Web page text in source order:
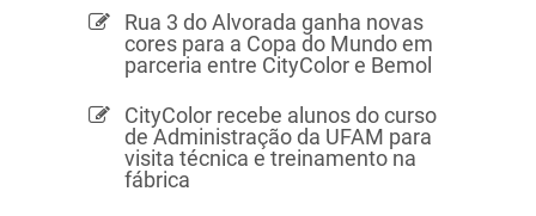
Rua 3 do Alvorada ganha novas
cores para a Copa do Mundo em
parceria entre CityColor e Bemol
CityColor recebe alunos do curso
de Administração da UFAM para
visita técnica e treinamento na
fábrica